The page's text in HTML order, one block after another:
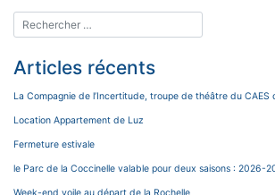
Articles récents
La Compagnie de l’Incertitude, troupe de théâtre du CAES
Location Appartement de Luz
Fermeture estivale
le Parc de la Coccinelle valable pour deux saisons : 2026-